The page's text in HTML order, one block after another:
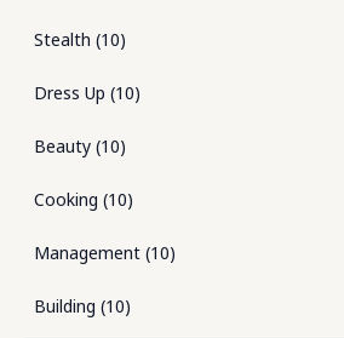
Stealth (10)
Dress Up (10)
Beauty (10)
Cooking (10)
Management (10)
Building (10)